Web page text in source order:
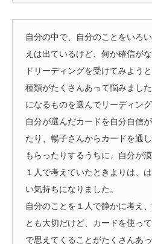
自分の中で、自分のことをいろ
えは出ているけど、何か確信が
ドリーディングを受けてみよう
種類がたくさんあって悩みまし
になるものを選んでリーディン
自分が選んだカードを自分自信
たり、暢子さんからカードを通
もらったりするうちに、自分が
１人で考えていたときよりは、
い気持ちになりました。
自分のことを１人で静かに考え
とも大切だけど、カードを使っ
で思えてくることがたくさんあ